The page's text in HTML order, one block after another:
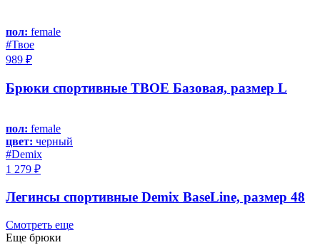
пол: female
#Твое
989 ₽
Брюки спортивные ТВОЕ Базовая, размер L
пол: female
цвет: черный
#Demix
1 279 ₽
Легинсы спортивные Demix BaseLine, размер 48
Смотреть еще
Еще брюки